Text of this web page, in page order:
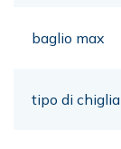
baglio max
tipo di chiglia